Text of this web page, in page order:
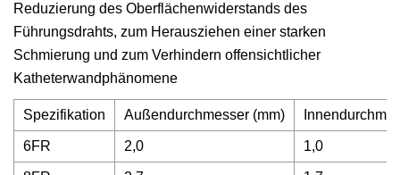
Reduzierung des Oberflächenwiderstands des
Führungsdrahts, zum Herausziehen einer starken
Schmierung und zum Verhindern offensichtlicher
Katheterwandphänomene
Spezifikation Außendurchmesser (mm)
6FR 2,0 1,0